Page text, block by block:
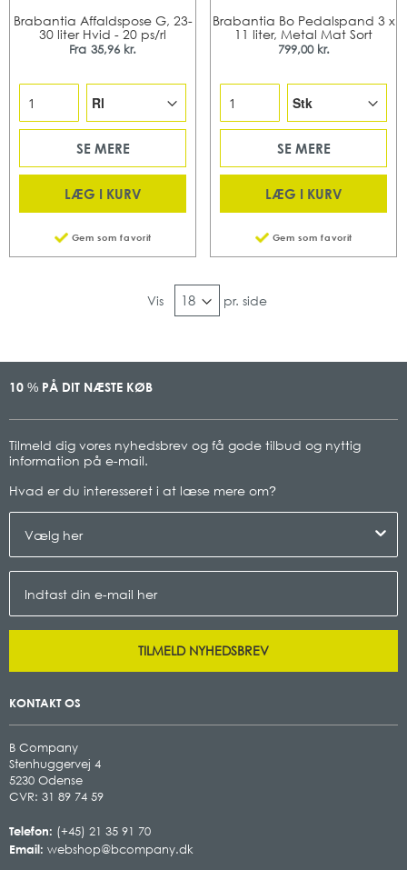
Brabantia Affaldspose G, 23-
30 liter Hvid - 20 ps/rl
Fra 35,96 kr.
SE MERE
LÆG I KURV
Gem som favorit
Brabantia Bo Pedalspand 3 x
11 liter, Metal Mat Sort
799,00 kr.
SE MERE
LÆG I KURV
Gem som favorit
Vis pr. side
10 % PÅ DIT NÆSTE KØB
Tilmeld dig vores nyhedsbrev og få gode tilbud og nyttig
information på e-mail.
Hvad er du interesseret i at læse mere om?
TILMELD NYHEDSBREV
KONTAKT OS
B Company
Stenhuggervej 4
5230 Odense
CVR: 31 89 74 59
Telefon: (+45) 21 35 91 70
Email: webshop@bcompany.dk